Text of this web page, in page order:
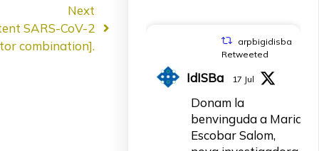
Next
SARS-CoV-2
combination].
arpbigidisba
Retweeted
IdISBa 17 Jul
Donam la
benvinguda a Maria
Escobar Salom,